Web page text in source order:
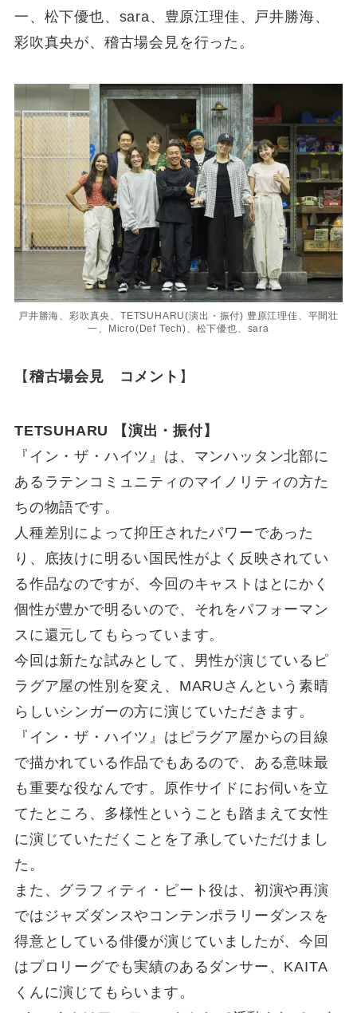
一、松下優也、sara、豊原江理佳、戸井勝海、
彩吹真央が、稽古場会見を行った。
戸井勝海、彩吹真央、TETSUHARU(演出・振付) 豊原江理佳、平間壮
一、Micro(Def Tech)、松下優也、sara
【 稽古場会見 コメント 】
TETSUHARU 【演出・振付】
『イン・ザ・ハイツ』は、マンハッタン北部に
あるラテンコミュニティのマイノリティの方た
ちの物語です。
人種差別によって抑圧されたパワーであった
り、底抜けに明るい国民性がよく反映されてい
る作品なのですが、今回のキャストはとにかく
個性が豊かで明るいので、それをパフォーマン
スに還元してもらっています。
今回は新たな試みとして、男性が演じているピ
ラグア屋の性別を変え、MARUさんという素晴
らしいシンガーの方に演じていただきます。
『イン・ザ・ハイツ』はピラグア屋からの目線
で描かれている作品でもあるので、ある意味最
も重要な役なんです。原作サイドにお伺いを立
てたところ、多様性ということも踏まえて女性
に演じていただくことを了承していただけまし
た。
また、グラフィティ・ピート役は、初演や再演
ではジャズダンスやコンテンポラリーダンスを
得意としている俳優が演じていましたが、今回
はプロリーグでも実績のあるダンサー、KAITA
くんに演じてもらいます。